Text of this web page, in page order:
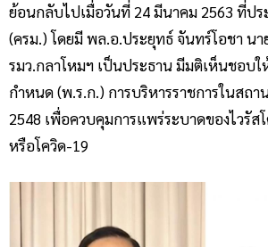
ย้อนกลับไปเมื่อวันที่ 24 มีนาคม 2563 ที่ป
(ครม.) โดยมี พล.อ.ประยุทธ์ จันทร์โอชา น
รมว.กลาโหมฯ เป็นประธาน มีมติเห็นชอบใ
กำหนด (พ.ร.ก.) การบริหารราชการในสถ
2548 เพื่อควบคุมการแพร่ระบาดของไวรัส
หรือโควิด-19